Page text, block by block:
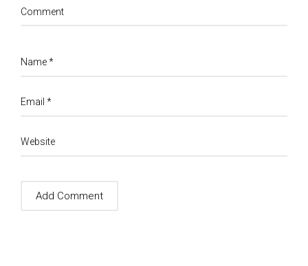
Comment
Name*
Email *
Website